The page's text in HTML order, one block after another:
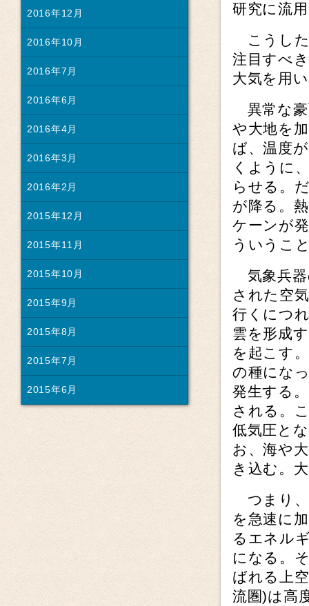
研究に流
こうした
注目すべ
大気を用
異常な豪
や大地を
ば、温度
くように
らせる。
が降る。
ケーンが
ういうこ
気象兵器
された空
行くにつ
雲を形成
を起こす
の種にな
発生する
される。
低気圧と
お、海や
き込む。
つまり、
を急速に
るエネル
になる。
ばれる上
流圏)は高
2016年12月
2016年10月
2016年7月
2016年6月
2016年4月
2016年3月
2016年2月
2015年12月
2015年11月
2015年10月
2015年9月
2015年8月
2015年7月
2015年6月